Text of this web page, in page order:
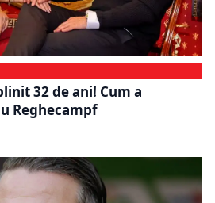
32 de ani! Cum a
Reghecampf